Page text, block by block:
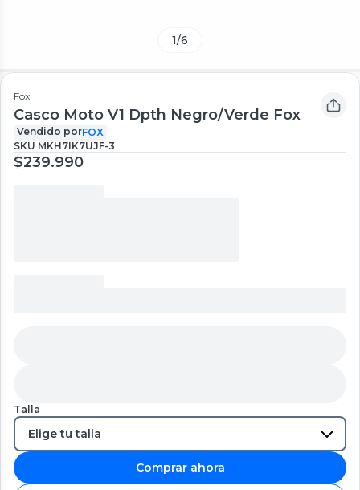
1/6
Fox
Casco Moto V1 Dpth Negro/Verde Fox
Vendido porFOX
SKU MKH7IK7UJF-3
$239.990
Talla
Comprar ahora